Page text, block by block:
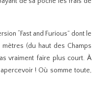
“Fast and Furious” dont le
(du haut des Champs
vraiment faire plus court. À
! Où somme toute,